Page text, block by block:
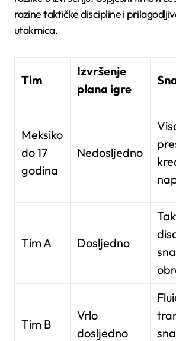
razine taktičke discipline i
utakmica.
Tim
Izvršenje
plana igre
Meksiko
do 17
godina
Nedosljedno
Tim A Dosljedno
Tim B
Vrlo
dosljedno